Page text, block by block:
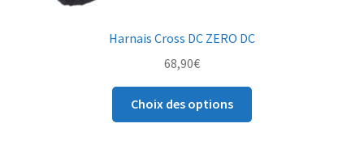
Harnais Cross DC ZERO DC
68,90€
Choix des options
Ce
produit